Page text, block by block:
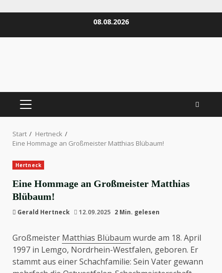
08.08.2026
PRIMÄRES
Start
Hertneck
Eine Hommage an Großmeister Matthias Blübaum!
Hertneck
Eine Hommage an Großmeister Matthias
Blübaum!
Gerald Hertneck 12.09.2025 2 Min. gelesen
Großmeister Matthias Blübaum wurde am 18. April
1997 in Lemgo, Nordrhein-Westfalen, geboren. Er
stammt aus einer Schachfamilie: Sein Vater gewann